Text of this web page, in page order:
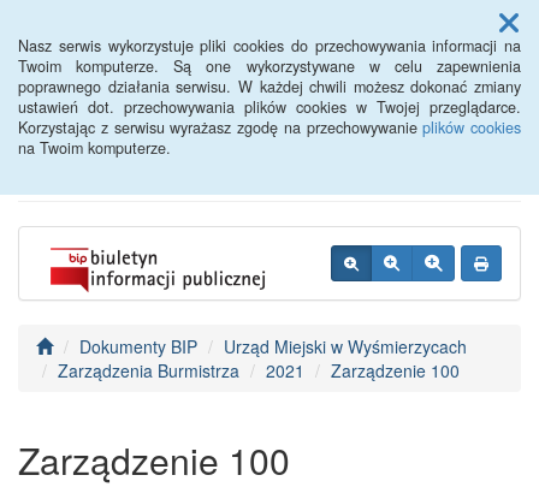
Nasz serwis wykorzystuje pliki cookies do przechowywania informacji na
Twoim komputerze. Są one wykorzystywane w celu zapewnienia
poprawnego działania serwisu. W każdej chwili możesz dokonać zmiany
ustawień dot. przechowywania plików cookies w Twojej przeglądarce.
Korzystając z serwisu wyrażasz zgodę na przechowywanieplików cookies
na Twoim komputerze.
Menu
BIP - Urząd Miejski
Wyśmierzyce
Dokumenty BIP
Urząd Miejski w Wyśmierzycach
Zarządzenia Burmistrza
2021 Zarządzenie 100
Zarządzenie 100